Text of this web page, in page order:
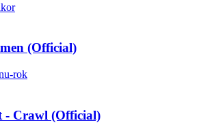
(Official)
rok
- Crawl (Official)